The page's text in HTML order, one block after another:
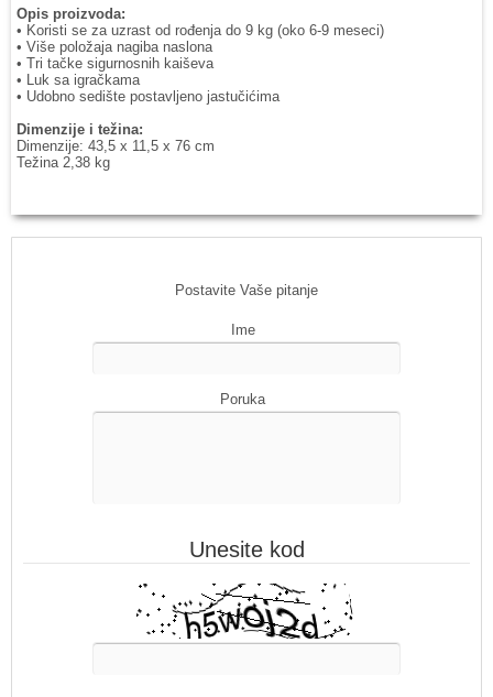
Opis proizvoda:
• Koristi se za uzrast od rođenja do 9 kg (oko 6-9 meseci)
• Više položaja nagiba naslona
• Tri tačke sigurnosnih kaiševa
• Luk sa igračkama
• Udobno sedište postavljeno jastučićima
Dimenzije i težina:
Dimenzije: 43,5 x 11,5 x 76 cm
Težina 2,38 kg
Postavite Vaše pitanje
Ime
Poruka
Unesite kod